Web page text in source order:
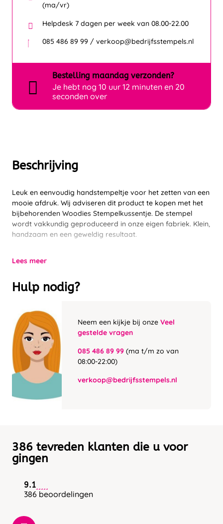
Beschrijving
Leuk en eenvoudig handstempeltje voor het zetten van een
mooie afdruk. Wij adviseren dit product te kopen met het
bijbehorenden Woodies Stempelkussentje. De stempel
wordt vakkundig geproduceerd in onze eigen fabriek. Klein,
handzaam en een geweldig resultaat.
Lees meer
Hulp nodig?
Neem een kijkje bij onze Veel
gestelde vragen
085 486 89 99 (ma t/m zo van
08:00-22:00)
verkoop@bedrijfsstempels.nl
(ma/vr)
Helpdesk 7 dagen per week van 08.00-22.00
085 486 89 99 / verkoop@bedrijfsstempels.nl
Bestelling maandag verzonden?
Je hebt nog 10 uur 12 minuten en 20
seconden over
386 tevreden klanten die u voor
gingen
9.1
386 beoordelingen